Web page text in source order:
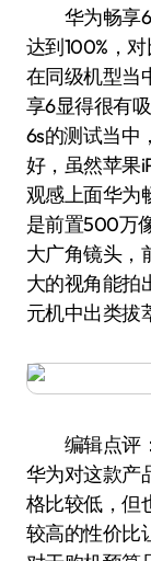
华为畅享6
达到100%，
在同级机型当
享6显得很有
6s的测试当中
好，虽然苹果
观感上面华为
是前置500万
大广角镜头，
大的视角能拍
元机中出类拔
编辑点评：
华为对这款产
格比较低，但
较高的性价比